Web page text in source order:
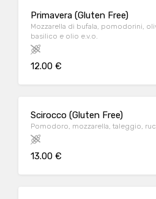
Primavera (Gluten Free)
Mozzarella di bufala, pomodorini,
basilico e olio e.v.o.
12.00 €
Scirocco (Gluten Free)
Pomodoro, mozzarella, taleggio,
13.00 €